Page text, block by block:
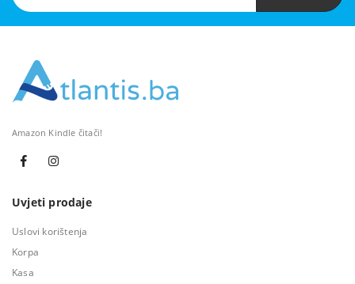
Amazon Kindle čitači!
Uvjeti prodaje
Uslovi korištenja
Korpa
Kasa